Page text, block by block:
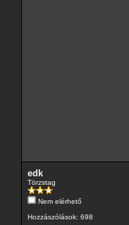
edk
Törzstag
Nem elérhető
Hozzászólások: 698